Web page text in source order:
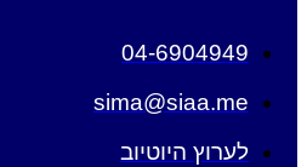
04-6904949
sima@siaa.me
לערוץ היוטיוב